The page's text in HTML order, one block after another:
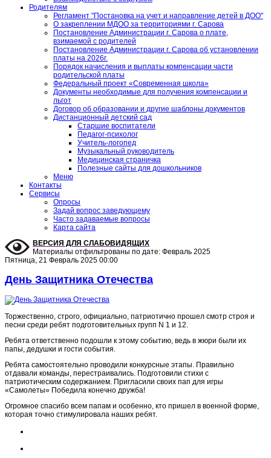
Родителям
Регламент "Постановка на учет и направление детей в ДОО"
О закреплении МДОО за территориями г. Сарова
Постановление Администрации г. Сарова о плате,
взимаемой с родителей
Постановление Администрации г. Сарова об установлении
платы на 2026г.
Порядок начисления и выплаты компенсации части
родительской платы
Федеральный проект «Современная школа»
Документы необходимые для получения компенсации и
льгот
Договор об образовании и другие шаблоны документов
Дистанционный детский сад
Старшие воспитатели
Педагог-психолог
Учитель-логопед
Музыкальный руководитель
Медицинская страничка
Полезные сайты для дошкольников
Меню
Контакты
Сервисы
Опросы
Задай вопрос заведующему
Часто задаваемые вопросы
Карта сайта
ВЕРСИЯ ДЛЯ СЛАБОВИДЯЩИХ
Материалы отфильтрованы по дате: Февраль 2025
Пятница, 21 Февраль 2025 00:00
День Защитника Отечества
Торжественно, строго, официально, патриотично прошел смотр строя и
песни среди ребят подготовительных групп N 1 и 12.
Ребята ответственно подошли к этому событию, ведь в жюри были их
папы, дедушки и гости события.
Ребята самостоятельно проводили конкурсные этапы. Правильно
отдавали команды, перестраивались. Подготовили стихи с
патриотическим содержанием. Пригласили своих пап для игры
«Самолеты» Победила конечно дружба!
Огромное спасибо всем папам и особенно, кто пришел в военной форме,
которая точно стимулировала наших ребят.